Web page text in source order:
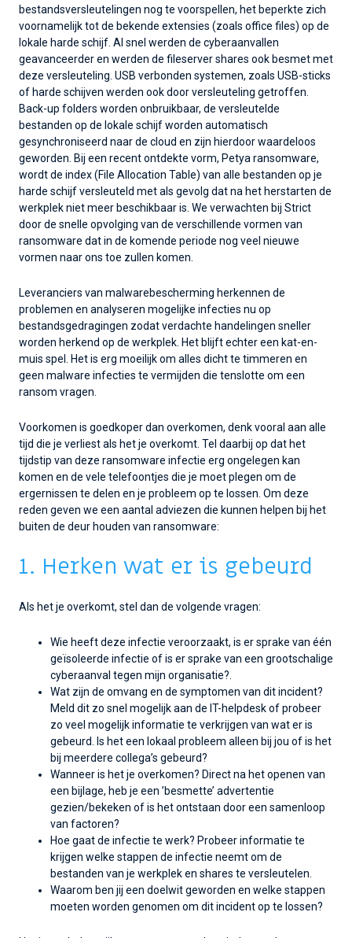
bestandsversleutelingen nog te voorspellen, het beperkte zich
voornamelijk tot de bekende extensies (zoals office files) op de
lokale harde schijf. Al snel werden de cyberaanvallen
geavanceerder en werden de fileserver shares ook besmet met
deze versleuteling. USB verbonden systemen, zoals USB-sticks
of harde schijven werden ook door versleuteling getroffen.
Back-up folders worden onbruikbaar, de versleutelde
bestanden op de lokale schijf worden automatisch
gesynchroniseerd naar de cloud en zijn hierdoor waardeloos
geworden. Bij een recent ontdekte vorm, Petya ransomware,
wordt de index (File Allocation Table) van alle bestanden op je
harde schijf versleuteld met als gevolg dat na het herstarten de
werkplek niet meer beschikbaar is. We verwachten bij Strict
door de snelle opvolging van de verschillende vormen van
ransomware dat in de komende periode nog veel nieuwe
vormen naar ons toe zullen komen.
Leveranciers van malwarebescherming herkennen de
problemen en analyseren mogelijke infecties nu op
bestandsgedragingen zodat verdachte handelingen sneller
worden herkend op de werkplek. Het blijft echter een kat-en-
muis spel. Het is erg moeilijk om alles dicht te timmeren en
geen malware infecties te vermijden die tenslotte om een
ransom vragen.
Voorkomen is goedkoper dan overkomen, denk vooral aan alle
tijd die je verliest als het je overkomt. Tel daarbij op dat het
tijdstip van deze ransomware infectie erg ongelegen kan
komen en de vele telefoontjes die je moet plegen om de
ergernissen te delen en je probleem op te lossen. Om deze
reden geven we een aantal adviezen die kunnen helpen bij het
buiten de deur houden van ransomware:
1. Herken wat er is gebeurd
Als het je overkomt, stel dan de volgende vragen:
Wie heeft deze infectie veroorzaakt, is er sprake van één
geïsoleerde infectie of is er sprake van een grootschalige
cyberaanval tegen mijn organisatie?.
Wat zijn de omvang en de symptomen van dit incident?
Meld dit zo snel mogelijk aan de IT-helpdesk of probeer
zo veel mogelijk informatie te verkrijgen van wat er is
gebeurd. Is het een lokaal probleem alleen bij jou of is het
bij meerdere collega’s gebeurd?
Wanneer is het je overkomen? Direct na het openen van
een bijlage, heb je een ’besmette’ advertentie
gezien/bekeken of is het ontstaan door een samenloop
van factoren?
Hoe gaat de infectie te werk? Probeer informatie te
krijgen welke stappen de infectie neemt om de
bestanden van je werkplek en shares te versleutelen.
Waarom ben jij een doelwit geworden en welke stappen
moeten worden genomen om dit incident op te lossen?